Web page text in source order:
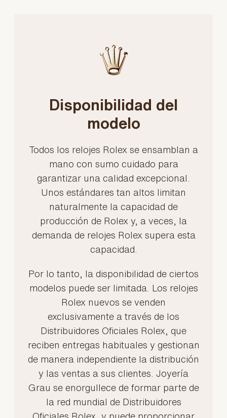
Disponibilidad del
modelo
Todos los relojes Rolex se ensamblan a
mano con sumo cuidado para
garantizar una calidad excepcional.
Unos estándares tan altos limitan
naturalmente la capacidad de
producción de Rolex y, a veces, la
demanda de relojes Rolex supera esta
capacidad.
Por lo tanto, la disponibilidad de ciertos
modelos puede ser limitada. Los relojes
Rolex nuevos se venden
exclusivamente a través de los
Distribuidores Oficiales Rolex, que
reciben entregas habituales y gestionan
de manera independiente la distribución
y las ventas a sus clientes. Joyería
Grau se enorgullece de formar parte de
la red mundial de Distribuidores
Oficiales Rolex, y puede proporcionar